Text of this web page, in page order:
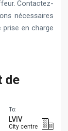
Contactez-
nécessaires
prise en charge
de
To:
LVIV
City centre